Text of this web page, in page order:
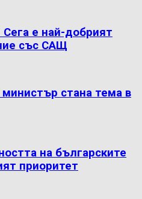
е най-добрият
със САЩ
стана тема в
на българските
приоритет